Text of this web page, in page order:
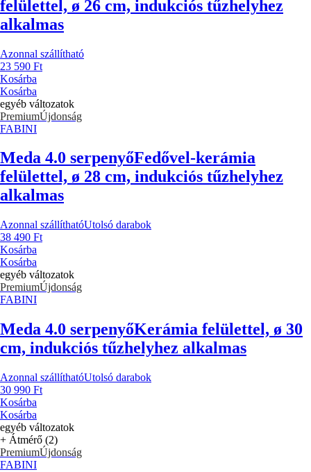
felülettel, ø 26 cm, indukciós tűzhelyhez
alkalmas
Azonnal szállítható
23 590 Ft
Kosárba
Kosárba
egyéb változatok
PremiumÚjdonság
FABINI
Meda 4.0 serpenyőFedővel-kerámia
felülettel, ø 28 cm, indukciós tűzhelyhez
alkalmas
Azonnal szállíthatóUtolsó darabok
38 490 Ft
Kosárba
Kosárba
egyéb változatok
PremiumÚjdonság
FABINI
Meda 4.0 serpenyőKerámia felülettel, ø 30
cm, indukciós tűzhelyhez alkalmas
Azonnal szállíthatóUtolsó darabok
30 990 Ft
Kosárba
Kosárba
egyéb változatok
+ Átmérő (2)
PremiumÚjdonság
FABINI